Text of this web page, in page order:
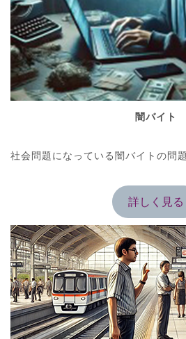
闇バイト
社会問題になっている闇バイトの問
詳しく見る